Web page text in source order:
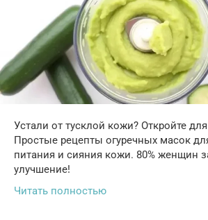
Устали от тусклой кожи? Откройте
Простые рецепты огуречных масок
питания и сияния кожи. 80% женщин
улучшение!
Читать полностью